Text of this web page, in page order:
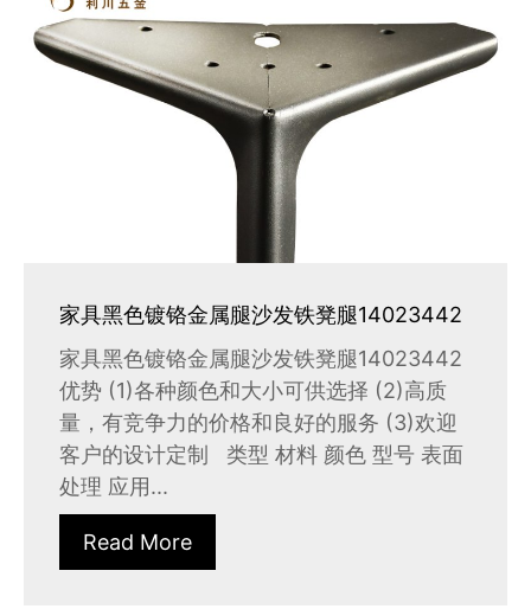
家具黑色镀铬金属腿沙发铁凳腿14023442
家具黑色镀铬金属腿沙发铁凳腿14023442
优势 (1)各种颜色和大小可供选择 (2)高质
量，有竞争力的价格和良好的服务 (3)欢迎
客户的设计定制 类型 材料 颜色 型号 表面
处理 应用...
Read More